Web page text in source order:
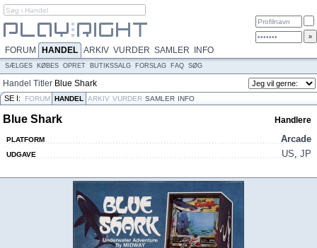
FORUM HANDEL ARKIV VURDER SAMLER INFO
SÆLGES KØBES OPRET BUTIKSSALG FORSLAG FAQ SØG
Handel Titler Blue Shark
SE I: FORUM HANDEL ARKIV VURDER SAMLER INFO
Blue Shark Handlere
PLATFORM Arcade
UDGAVE US, JP